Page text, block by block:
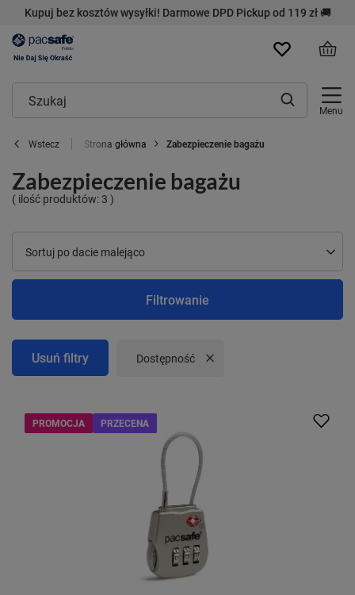
Kupuj bez kosztów wysyłki! Darmowe DPD Pickup od 119 zł 🚚
Menu
Wstecz Strona główna Zabezpieczenie bagażu
Zabezpieczenie bagażu
( ilość produktów: 3 )
Zmień sortowanie
Sortuj po dacie malejąco
Filtrowanie
Usuń filtry Usuń filtr
Dostępność
PROMOCJA PRZECENA